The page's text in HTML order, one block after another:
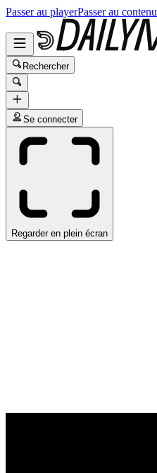
Passer au playerPasser au
Rechercher
Se connecter
Regarder en plein écran